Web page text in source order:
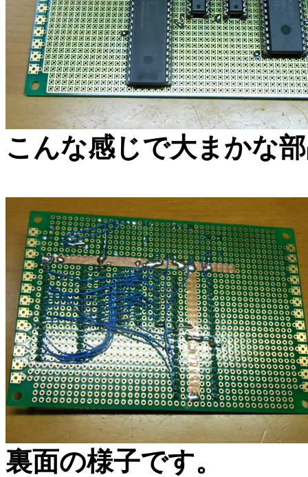
こんな感じで大まかな
裏面の様子です。